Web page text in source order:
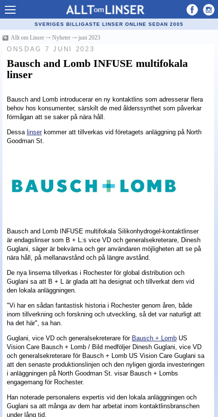
Allt om Linser
Billiga kontaktlinser
Återförsäljare linser
Kontaktlinstyper
Optiker
Glasögon
Nyheter - linser
SVERIGES BILLIGASTE LINSER ONLINE SEDAN 2005
Allt om Linser ⤏ Nyheter ⤏ juni 2023
ONSDAG 7 JUNI 2023
Bausch and Lomb INFUSE multifokala
linser
Bausch and Lomb introducerar en ny kontaktlins som adresserar flera
behov hos konsumenter, särskilt de med ålderssynthet som påverkar
förmågan att se saker på nära håll.
Dessa linserkommer att tillverkas vid företagets anläggning på North
Goodman St.
Bausch and Lomb INFUSE multifokala Silikonhydrogel-kontaktlinser
är endagslinser som B + L:s vice VD och generalsekreterare, Dinesh
Guglani, säger är bekväma och ger användaren möjligheten att se på
nära håll, på mellanavstånd och på längre avstånd.
De nya linserna tillverkas i Rochester för global distribution och
Guglani sa att B + L är glada att ha designat och tillverkat dem vid
den lokala anläggningen.
"Vi har en sådan fantastisk historia i Rochester genom åren, både
inom tillverkning och forskning och utveckling, så det var naturligt att
ha det här", sa han.
Guglani, vice VD och generalsekreterare för Bausch + Lomb US
Vision Care Bausch + Lomb / Bild medföljer Dinesh Guglani, vice VD
och generalsekreterare för Bausch + Lomb US Vision Care Guglani sa
att den senaste produktionslinjen och den nyligen gjorda investeringen
i anläggningen på North Goodman St. visar Bausch + Lombs
engagemang för Rochester.
Han noterade personalens expertis vid den lokala anläggningen och
Guglani sa att många av dem har arbetat inom kontaktlinsbranschen
under lång tid.